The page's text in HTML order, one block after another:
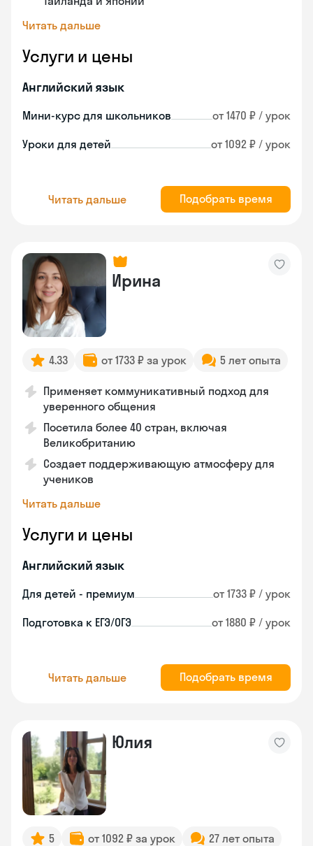
Читать дальше
Услуги и цены
Английский язык
Мини-курс для школьников от 1470 ₽ / урок
Уроки для детей от 1092 ₽ / урок
Читать дальше Подобрать время
Ирина
4.33 от 1733 ₽ за урок 5 лет опыта
Применяет коммуникативный подход для
уверенного общения
Посетила более 40 стран, включая
Великобританию
Создает поддерживающую атмосферу для
учеников
Читать дальше
Услуги и цены
Английский язык
Для детей - премиум от 1733 ₽ / урок
Подготовка к ЕГЭ/ОГЭ от 1880 ₽ / урок
Читать дальше Подобрать время
Юлия
5 от 1092 ₽ за урок
27 лет опыта